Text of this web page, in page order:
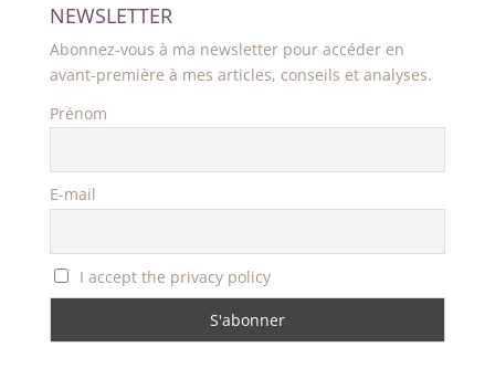
NEWSLETTER
Abonnez-vous à ma newsletter pour accéder en
avant-première à mes articles, conseils et analyses.
Prénom
E-mail
I accept the privacy policy